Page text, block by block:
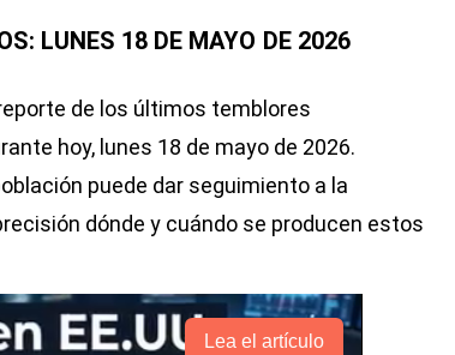
LUNES 18 DE MAYO DE 2026
de los últimos temblores
hoy, lunes 18 de mayo de 2026.
puede dar seguimiento a la
dónde y cuándo se producen estos
Lea el artículo